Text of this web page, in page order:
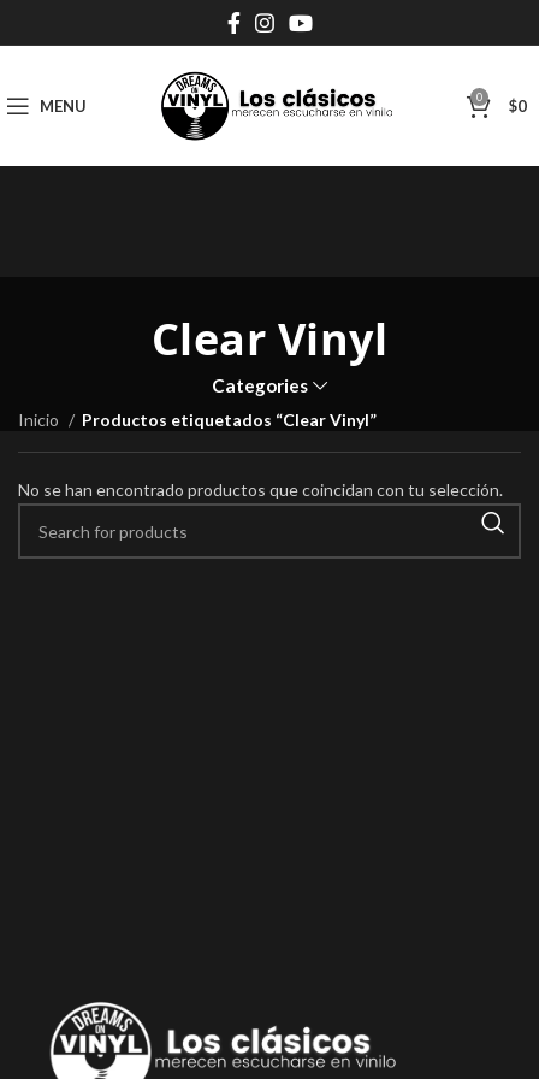
MENU 0 $0
Clear Vinyl
Categories
Inicio Productos etiquetados “Clear Vinyl”
No se han encontrado productos que coincidan con tu selección.